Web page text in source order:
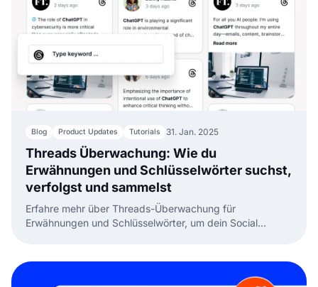
Blog Product Updates Tutorials 31. Jan. 2025
Threads Überwachung: Wie du
Erwähnungen und Schlüsselwörter suchst,
verfolgst und sammelst
Erfahre mehr über Threads-Überwachung für
Erwähnungen und Schlüsselwörter, um dein Social